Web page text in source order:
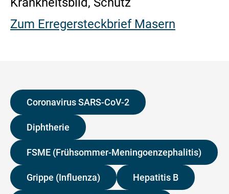
Zum Erregersteckbrief Masern
Coronavirus SARS-CoV-2
Diphtherie
FSME (Frühsommer-Meningoenzephalitis)
Grippe (Influenza) Hepatitis B